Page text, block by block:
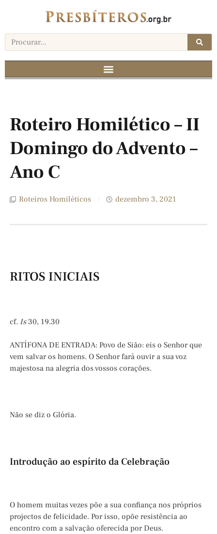
Roteiro Homilético – II
Domingo do Advento –
Ano C
Roteiros Homiléticos dezembro 3, 2021
RITOS INICIAIS
cf. Is30, 19.30
ANTÍFONA DE ENTRADA: Povo de Sião: eis o Senhor que
vem salvar os homens. O Senhor fará ouvir a sua voz
majestosa na alegria dos vossos corações.
Não se diz o Glória.
Introdução ao espírito da Celebração
O homem muitas vezes põe a sua confiança nos próprios
projectos de felicidade. Por isso, opõe resistência ao
encontro com a salvação oferecida por Deus.